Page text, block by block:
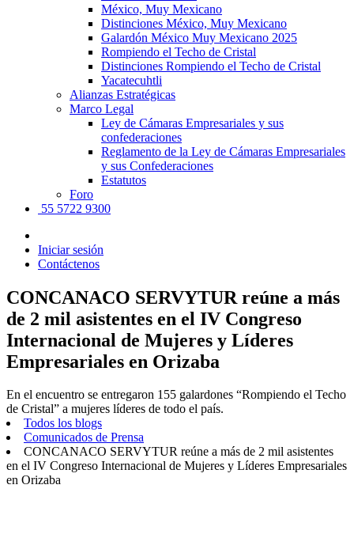
México, Muy Mexicano
Distinciones México, Muy Mexicano
Galardón México Muy Mexicano 2025
Rompiendo el Techo de Cristal
Distinciones Rompiendo el Techo de Cristal
Yacatecuhtli
Alianzas Estratégicas
Marco Legal
Ley de Cámaras Empresariales y sus
confederaciones
Reglamento de la Ley de Cámaras Empresariales
y sus Confederaciones
Estatutos
Foro
55 5722 9300
Iniciar sesión
Contáctenos
CONCANACO SERVYTUR reúne a más
de 2 mil asistentes en el IV Congreso
Internacional de Mujeres y Líderes
Empresariales en Orizaba
En el encuentro se entregaron 155 galardones “Rompiendo el Techo
de Cristal” a mujeres líderes de todo el país.
Todos los blogs
Comunicados de Prensa
CONCANACO SERVYTUR reúne a más de 2 mil asistentes
en el IV Congreso Internacional de Mujeres y Líderes Empresariales
en Orizaba